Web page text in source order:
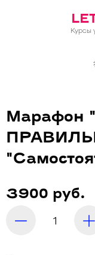
Курсы
Марафон
3900 руб.